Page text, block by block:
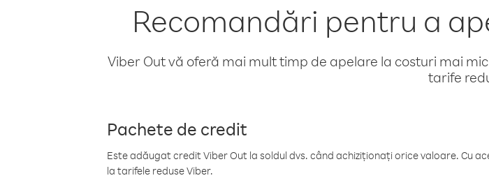
Recomandări pentru a
Viber Out vă oferă mai mult timp de apelare la costuri mai
tarife
Pachete de credit
Este adăugat credit Viber Out la soldul dvs. când achiziționați orice valoare. Cu
la tarifele reduse Viber.